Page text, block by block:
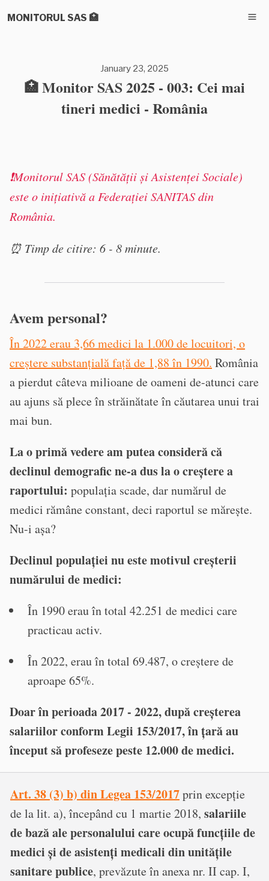
MONITORUL SAS 🏥
January 23, 2025
🏥 Monitor SAS 2025 - 003: Cei mai
tineri medici - România
❗️Monitorul SAS (Sănătății și Asistenței Sociale)
este o inițiativă a Federației SANITAS din
România.
⏰ Timp de citire: 6 - 8 minute.
Avem personal?
În 2022 erau 3,66 medici la 1.000 de locuitori, o
creștere substanțială față de 1,88 în 1990. România
a pierdut câteva milioane de oameni de-atunci care
au ajuns să plece în străinătate în căutarea unui trai
mai bun.
La o primă vedere am putea consideră că
declinul demografic ne-a dus la o creștere a
raportului: populația scade, dar numărul de
medici rămâne constant, deci raportul se mărește.
Nu-i așa?
Declinul populației nu este motivul creșterii
numărului de medici:
În 1990 erau în total 42.251 de medici care
practicau activ.
În 2022, erau în total 69.487, o creștere de
aproape 65%.
Doar în perioada 2017 - 2022, după creșterea
salariilor conform Legii 153/2017, în țară au
început să profeseze peste 12.000 de medici.
Art. 38 (3) b) din Legea 153/2017prin excepție
de la lit. a), începând cu 1 martie 2018, salariile
de bază ale personalului care ocupă funcțiile de
medici și de asistenți medicali din unitățile
sanitare publice, prevăzute în anexa nr. II cap. I,